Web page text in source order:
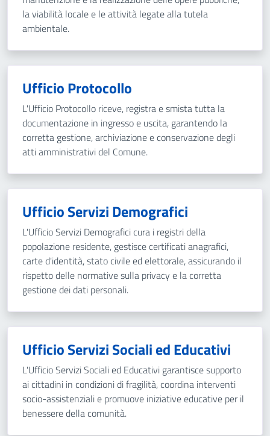
la viabilità locale e le attività legate alla tutela
ambientale.
Ufficio Protocollo
L'Ufficio Protocollo riceve, registra e smista tutta la
documentazione in ingresso e uscita, garantendo la
corretta gestione, archiviazione e conservazione degli
atti amministrativi del Comune.
Ufficio Servizi Demografici
L'Ufficio Servizi Demografici cura i registri della
popolazione residente, gestisce certificati anagrafici,
carte d'identità, stato civile ed elettorale, assicurando il
rispetto delle normative sulla privacy e la corretta
gestione dei dati personali.
Ufficio Servizi Sociali ed Educativi
L'Ufficio Servizi Sociali ed Educativi garantisce supporto
ai cittadini in condizioni di fragilità, coordina interventi
socio-assistenziali e promuove iniziative educative per il
benessere della comunità.